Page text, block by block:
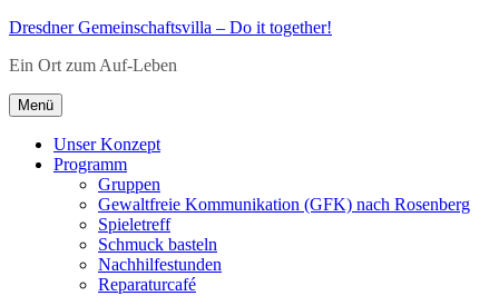
Zum
springen
Dresdner Gemeinschaftsvilla – Do it together!
Ein Ort zum Auf-Leben
Menü
Unser Konzept
Programm
Gruppen
Gewaltfreie Kommunikation (GFK) nach Rosenberg
Spieletreff
Schmuck basteln
Nachhilfestunden
Reparaturcafé